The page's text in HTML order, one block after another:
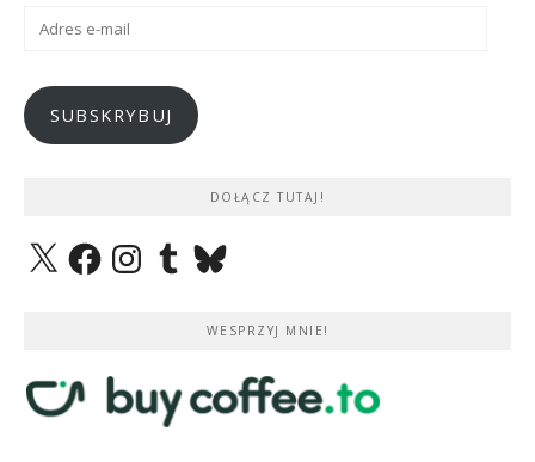
Adres
SUBSKRYBUJ
DOŁĄCZ TUTAJ!
X FacebookInstagramTumblrBluesky
WESPRZYJ MNIE!